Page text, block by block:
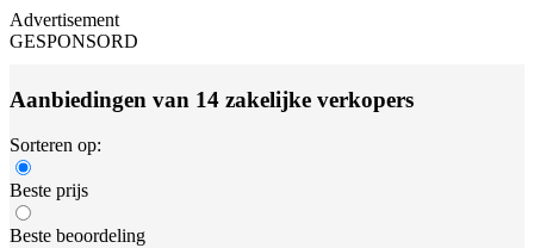
Advertisement
GESPONSORD
Aanbiedingen van 14 zakelijke verkopers
Sorteren op:
Beste prijs
Beste beoordeling